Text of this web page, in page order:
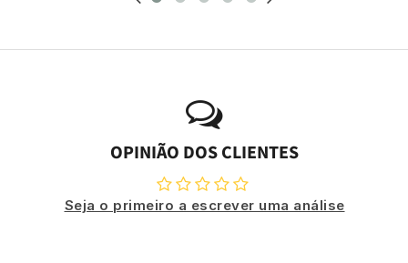
OPINIÃO DOS CLIENTES
Seja o primeiro a escrever uma análise